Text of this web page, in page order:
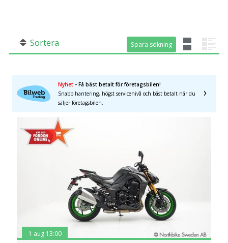
Sortera Spara sökning
Spara sökning
Nyhet - Få bäst betalt för företagsbilen!
Snabb hantering, högst servicenivå och bäst betalt när du
säljer företagsbilen.
1 aug 13:00